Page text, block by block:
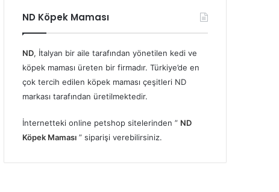
ND Köpek Maması
ND, İtalyan bir aile tarafından yönetilen kedi ve
köpek maması üreten bir firmadır. Türkiye’de en
çok tercih edilen köpek maması çeşitleri ND
markası tarafından üretilmektedir.
İnternetteki online petshop sitelerinden ” ND
Köpek Maması ” siparişi verebilirsiniz.